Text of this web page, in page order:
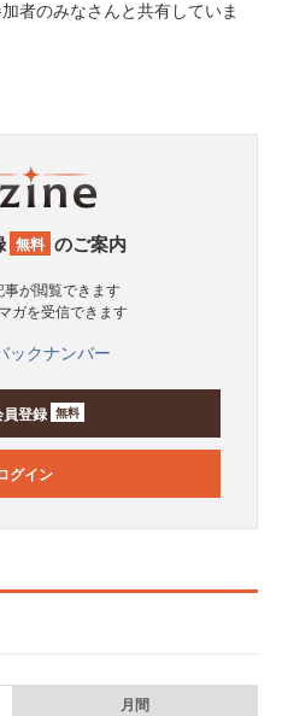
者のみなさんと共有していま
無料 のご案内
事が閲覧できます
ガを受信できます
ックナンバー
登録 無料
グイン
月間